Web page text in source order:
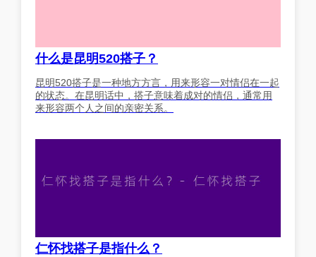
什么是昆明520搭子？
昆明520搭子是一种地方方言，用来形容一对情侣在一起
的状态。在昆明话中，搭子意味着成对的情侣，通常用
来形容两个人之间的亲密关系。
仁怀找搭子是指什么？